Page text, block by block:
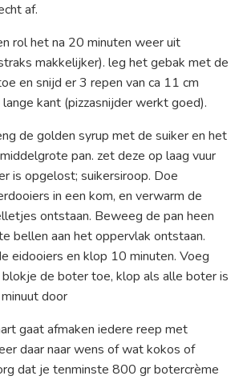
af.
rol het na 20 minuten weer uit
makkelijker). leg het gebak met de
en snijd er 3 repen van ca 11 cm
kant (pizzasnijder werkt goed).
de golden syrup met de suiker en het
pan. zet deze op laag vuur
is opgelost; suikersiroop. Doe
in een kom, en verwarm de
ontstaan. Beweeg de pan heen
bellen aan het oppervlak ontstaan.
eidooiers en klop 10 minuten. Voeg
de boter toe, klop als alle boter is
door
gaat afmaken iedere reep met
daar naar wens of wat kokos of
dat je tenminste 800 gr botercrème